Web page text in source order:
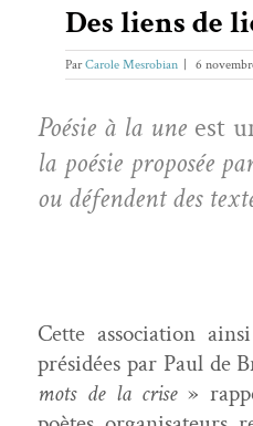
Des liens de
ParCarole Mesrobian 6
Poésie à la une est
la poésie pro­posée
ou défend­ent des
Cette asso­ci­a­tion
présidées par Paul de
mots de la crise»